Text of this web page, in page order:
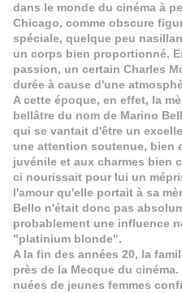
dans le monde du cinéma à
Chicago, comme obscure
spéciale, quelque peu
un corps bien proportionné.
passion, un certain Charles
durée à cause d'une
A cette époque, en effet, la
bellâtre du nom de Marino
qui se vantait d'être un
une attention soutenue, bien
juvénile et aux charmes bien
ci nourissait pour lui un
l'amour qu'elle portait à sa
Bello n'était donc pas
probablement une influence
"platinium blonde".
A la fin des années 20, la
près de la Mecque du
nuées de jeunes femmes